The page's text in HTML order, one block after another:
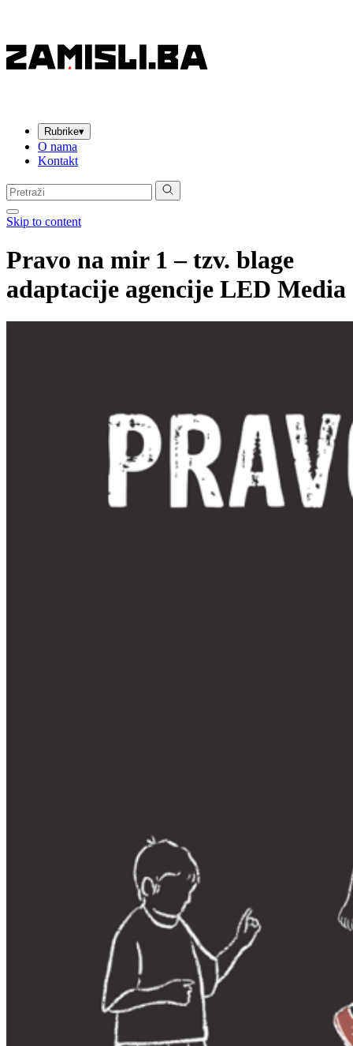
Rubrike▾
O nama
Kontakt
Pretraga:
Skip to content
Pravo na mir 1 – tzv. blage
adaptacije agencije LED Media